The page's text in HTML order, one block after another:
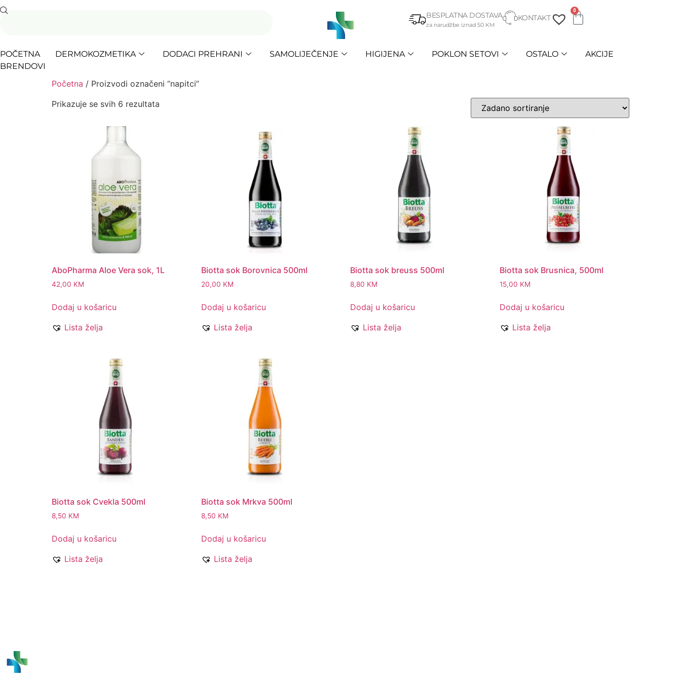
BESPLATNA DOSTAVA
za narudžbe iznad 50 KM
KONTAKT
0
POČETNA DERMOKOZMETIKA DODACI PREHRANI SAMOLIJEČENJE HIGIJENA POKLON SETOVI OSTALO
AKCIJE
BRENDOVI
Početna / Proizvodi označeni “napitci”
Prikazuje se svih 6 rezultata
AboPharma Aloe Vera sok, 1L
42,00 KM
Dodaj u košaricu
Lista želja
Biotta sok Borovnica 500ml
20,00 KM
Dodaj u košaricu
Lista želja
Biotta sok breuss 500ml
8,80 KM
Dodaj u košaricu
Lista želja
Biotta sok Brusnica, 500ml
15,00 KM
Dodaj u košaricu
Lista želja
Biotta sok Cvekla 500ml
8,50 KM
Dodaj u košaricu
Lista želja
Biotta sok Mrkva 500ml
8,50 KM
Dodaj u košaricu
Lista želja